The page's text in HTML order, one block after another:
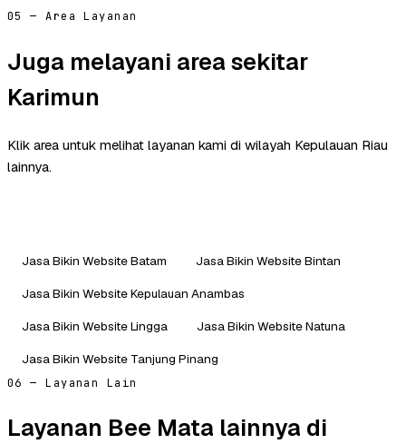
05 — Area Layanan
Juga melayani area sekitar
Karimun
Klik area untuk melihat layanan kami di wilayah Kepulauan Riau
lainnya.
Jasa Bikin Website Batam
Jasa Bikin Website Bintan
Jasa Bikin Website Kepulauan Anambas
Jasa Bikin Website Lingga
Jasa Bikin Website Natuna
Jasa Bikin Website Tanjung Pinang
06 — Layanan Lain
Layanan Bee Mata lainnya di